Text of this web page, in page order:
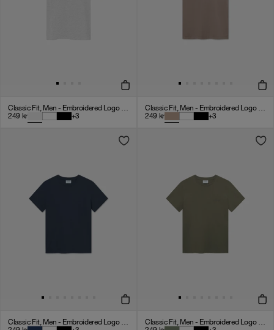
Classic Fit, Men - Embroidered Logo - Cloudy Grey
249 kr +3
Classic Fit, Men - Embroidered Logo - Mocha
249 kr +3
Classic Fit, Men - Embroidered Logo - Navy Blue
Classic Fit, Men - Embroidered Logo - Olive Green